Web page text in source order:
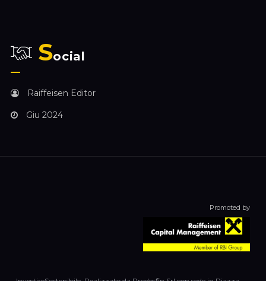
Social
Raiffeisen Editor
Giu 2024
Promoted by